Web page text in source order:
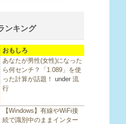
ンキング
おもしろ
あなたが男性(女性)になった
ら何センチ？「1.089」を使
った計算が話題！ under 流
行
【Windows】有線やWiFi接
続で識別中のままインター